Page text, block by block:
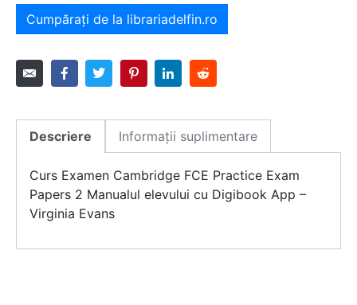
Cumpărați de la librariadelfin.ro
Descriere Informații suplimentare
Curs Examen Cambridge FCE Practice Exam
Papers 2 Manualul elevului cu Digibook App –
Virginia Evans